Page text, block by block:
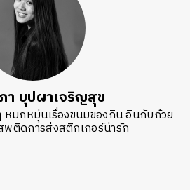
า บุปผาเจริญสุข
หมกหมุ่นเรื่องขนมของกิน อินกับถ้วย
พติดการส่งสติกเกอร์น่ารัก